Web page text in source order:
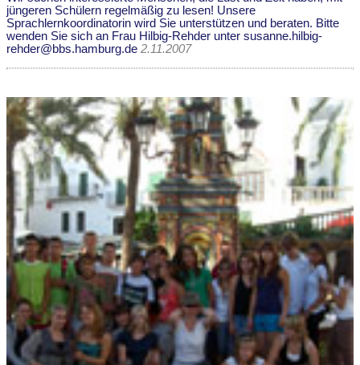
jüngeren Schülern regelmäßig zu lesen! Unsere
Sprachlernkoordinatorin wird Sie unterstützen und beraten. Bitte
wenden Sie sich an Frau Hilbig-Rehder unter susanne.hilbig-
rehder@bbs.hamburg.de 2.11.2007